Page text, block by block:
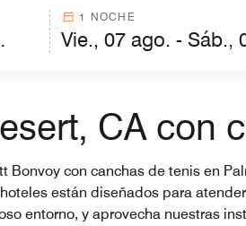
1 NOCHE
CA con
Bonvoy con canchas de tenis en
están diseñados para
entorno, y aprovecha nuestras